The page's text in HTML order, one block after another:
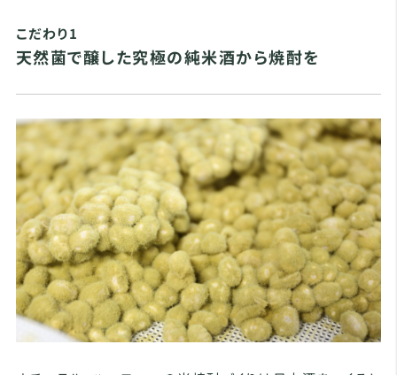
こだわり1
天然菌で醸した究極の純米酒から焼酎を